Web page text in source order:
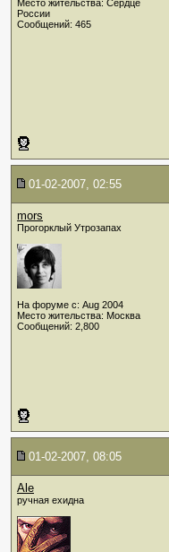
Место жительства: Сердце
России
Сообщений: 465
01-02-2007, 02:55
mors
Прогорклый Утрозапах
На форуме с: Aug 2004
Место жительства: Москва
Сообщений: 2,800
01-02-2007, 08:05
Ale
ручная ехидна